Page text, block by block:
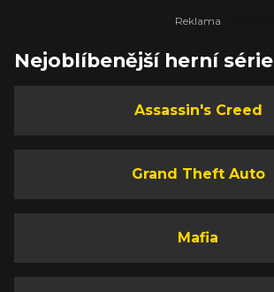
Nejoblíbenější herní série
Assassin's Creed
Grand Theft Auto
Mafia